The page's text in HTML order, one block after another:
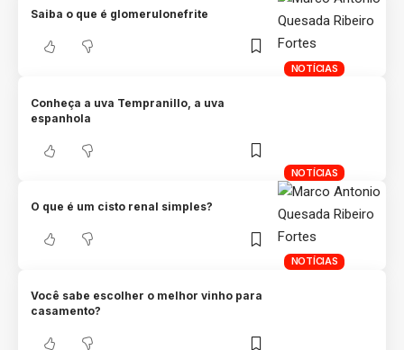
NOTÍCIAS
Saiba o que é glomerulonefrite
NOTÍCIAS
Conheça a uva Tempranillo, a uva
espanhola
NOTÍCIAS
O que é um cisto renal simples?
Você sabe escolher o melhor vinho para
casamento?